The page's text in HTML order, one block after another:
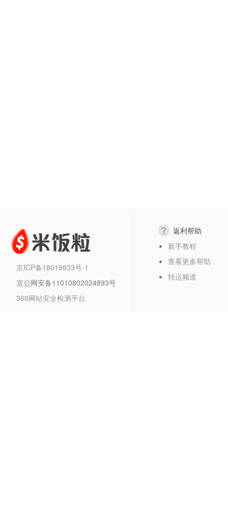
京ICP备18019833号-1
京公网安备11010802024893号
360网站安全检测平台
返利帮助
新手教程
查看更多帮助
转运频道